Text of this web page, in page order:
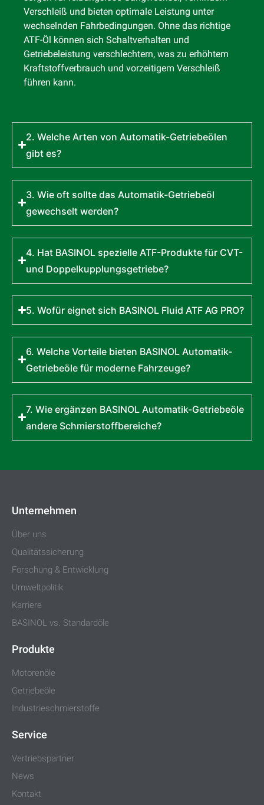
Verschleiß und bieten optimale Leistung unter
wechselnden Fahrbedingungen. Ohne das richtige
ATF-Öl können sich Schaltverhalten und
Getriebeleistung verschlechtern, was zu erhöhtem
Kraftstoffverbrauch und vorzeitigem Verschleiß
führen kann.
2. Welche Arten von Automatik-Getriebeölen
gibt es?
3. Wie oft sollte das Automatik-Getriebeöl
gewechselt werden?
4. Hat BASINOL spezielle ATF-Produkte für CVT-
und Doppelkupplungsgetriebe?
5. Wofür eignet sich BASINOL Fluid ATF AG PRO?
6. Welche Vorteile bieten BASINOL Automatik-
Getriebeöle für moderne Fahrzeuge?
7. Wie ergänzen BASINOL Automatik-Getriebeöle
andere Schmierstoffbereiche?
Unternehmen
Über uns
Qualitätssicherung
Forschung & Entwicklung
Umweltpolitik
Karriere
BASINOL vs. Standardöle
Produkte
Motorenöle
Getriebeöle
Industrieschmierstoffe
Service
Vertriebspartner
News
Kontakt